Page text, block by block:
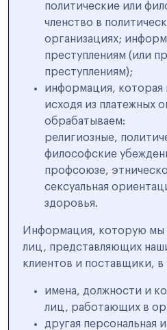
политические или
членство в
организациях;
преступлениям (или
преступлениям);
информация, которая
исходя из платежных
обрабатываем:
религиозные,
философские
профсоюзе,
сексуальная
здоровья.
Информация, которую мы
лиц, представляющих
клиентов и поставщики, в
имена, должности и
лиц, работающих в
другая персональная